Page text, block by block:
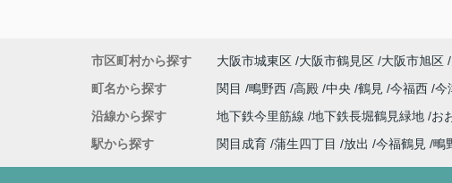
市区町村から探す 大阪市城東区 大阪市鶴見区 大阪市旭区
町名から探す
関目 鴫野西 高殿 中央 鶴見 今福西 今
沿線から探す
地下鉄今里筋線 地下鉄長堀鶴見緑地 お
駅から探す
関目成育 蒲生四丁目 放出 今福鶴見 鴫